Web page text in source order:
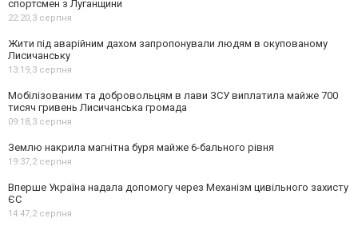
спортсмен з Луганщини
22:20,3 серпня
Жити під аварійним дахом запропонували людям в окупованому
Лисичанську
13:19,3 серпня
Мобілізованим та добровольцям в лави ЗСУ виплатила майже 700
тисяч гривень Лисичанська громада
09:18,3 серпня
Землю накрила магнітна буря майже 6-бального рівня
19:37,2 серпня
Вперше Україна надала допомогу через Механізм цивільного захисту
ЄС
14:47,2 серпня